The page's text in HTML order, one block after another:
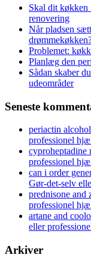
Skal dit køkken
renovering
Når pladsen
Problemet:
Planlæg den
Sådan skaber
udeområder
Seneste
periactin
professionel
cyproheptadine
professionel
can i order
Gør-det-selv
prednisone and
professionel
artane and
eller
Arkiver